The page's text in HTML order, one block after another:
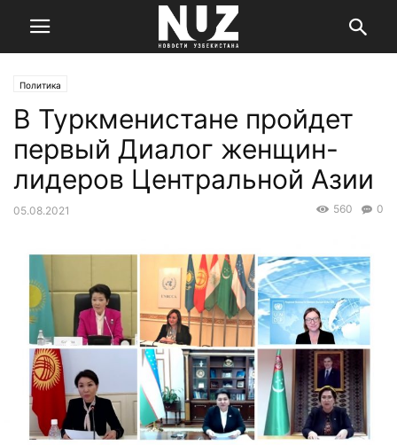
Политика
В Туркменистане пройдет
первый Диалог женщин-
лидеров Центральной Азии
05.08.2021 0
560